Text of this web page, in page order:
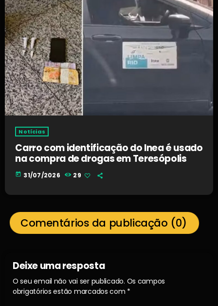
Notícias
Carro com identificação do Inea é usado
na compra de drogas em Teresópolis
today 31/07/2026 29
Comentários da publicação (0)
Deixe uma resposta
O seu email não vai ser publicado. Os campos
obrigatórios estão marcados com *